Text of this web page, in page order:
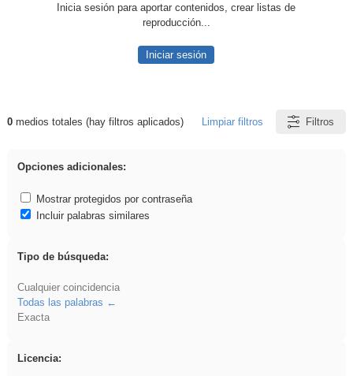
Inicia sesión para aportar contenidos, crear listas de
reproducción...
Iniciar sesión
Resultados de: Explorations
0medios totales (hay filtros aplicados) Limpiar filtros Filtros
Opciones adicionales:
Mostrar protegidos por contraseña
Incluir palabras similares
Tipo de búsqueda:
Cualquier coincidencia
Todas las palabras
Exacta
Licencia: